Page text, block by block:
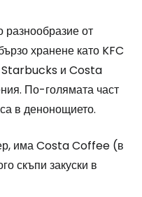
разнообразие от
хранене като KFC
Starbucks и Costa
По-голямата част
в денонощието.
има Costa Coffee (в
скъпи закуски в